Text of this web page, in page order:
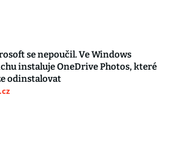
se nepoučil. Ve Windows
instaluje OneDrive Photos, které
odinstalovat